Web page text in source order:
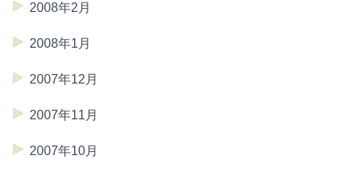
2008年2月
2008年1月
2007年12月
2007年11月
2007年10月